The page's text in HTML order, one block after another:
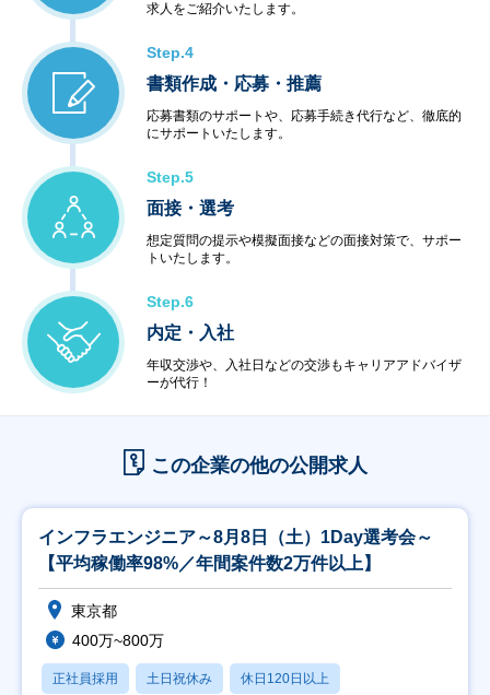
求人をご紹介いたします。
Step.4
書類作成・応募・推薦
応募書類のサポートや、応募手続き代行など、徹底的
にサポートいたします。
Step.5
面接・選考
想定質問の提示や模擬面接などの面接対策で、サポー
トいたします。
Step.6
内定・入社
年収交渉や、入社日などの交渉もキャリアアドバイザ
ーが代行！
この企業の他の公開求人
インフラエンジニア～8月8日（土）1Day選考会～
【平均稼働率98%／年間案件数2万件以上】
東京都
400万~800万
正社員採用 土日祝休み 休日120日以上